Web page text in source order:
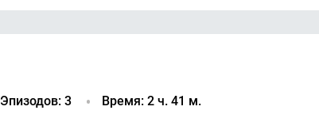
Эпизодов: 3 Время: 2 ч. 41 м.